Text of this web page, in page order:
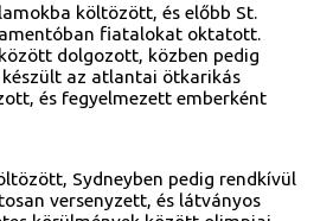
költözött, és előbb St.
fiatalokat oktatott.
dolgozott, közben pedig
készült az atlantai ötkarikás
és fegyelmezett emberként
Sydneyben pedig rendkívül
versenyzett, és látványos